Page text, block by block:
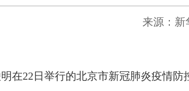
来源：新
22日举行的北京市新冠肺炎疫情防